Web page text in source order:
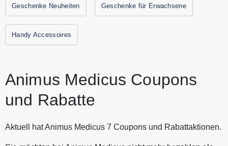
Geschenke Neuheiten Geschenke für Erwachsene
Handy Accessoires
Animus Medicus Coupons
und Rabatte
Aktuell hat Animus Medicus 7 Coupons und Rabattaktionen.